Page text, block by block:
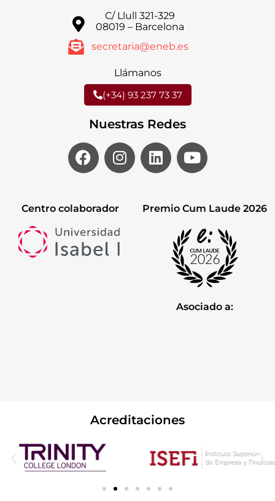
C/ Llull 321-329
08019 – Barcelona
secretaria@eneb.es
Llámanos
(+34) 93 237 73 37
Nuestras Redes
Centro colaborador Premio Cum Laude 2026
Asociado a:
Acreditaciones